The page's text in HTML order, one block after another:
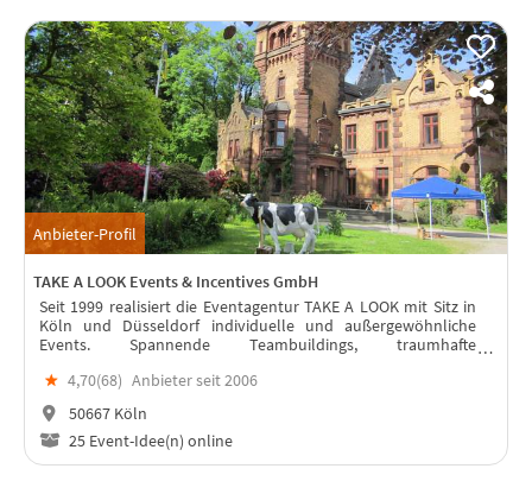
Anbieter-Profil
TAKE A LOOK Events & Incentives GmbH
Seit 1999 realisiert die Eventagentur TAKE A LOOK mit Sitz in
Köln und Düsseldorf individuelle und außergewöhnliche
Events. Spannende Teambuildings, traumhafte
in ausgefallener Kulisse.
★ 4,70(68) Anbieter seit 2006
50667 Köln
25 Event-Idee(n) online